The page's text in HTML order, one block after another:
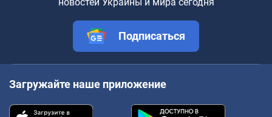
Подписаться
Загружайте наше приложение